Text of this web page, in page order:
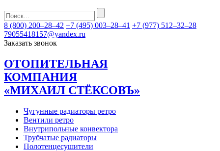
8 (800) 200–28–42 +7 (495) 003–28–41 +7 (977) 512–32–28
79055418157@yandex.ru
Заказать звонок
ОТОПИТЕЛЬНАЯ
КОМПАНИЯ
«МИХАИЛ СТЁКСОВЪ»
Чугунные радиаторы ретро
Вентили ретро
Внутрипольные конвектора
Трубчатые радиаторы
Полотенцесушители